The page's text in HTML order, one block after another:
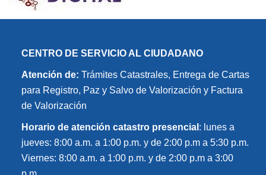
CENTRO DE SERVICIO AL CIUDADANO
Atención de: Trámites Catastrales, Entrega de Cartas
para Registro, Paz y Salvo de Valorización y Factura
de Valorización
Horario de atención catastro presencial : lunes a
jueves: 8:00 a.m. a 1:00 p.m. y de 2:00 p.m a 5:30 p.m.
Viernes: 8:00 a.m. a 1:00 p.m. y de 2:00 p.m a 3:00